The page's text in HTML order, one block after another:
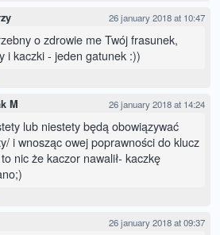
26 january 2018 at 10:47
o zdrowie me Twój frasunek,
i kaczki - jeden gatunek :))
M 26 january 2018 at 14:24
lub niestety będą obowiązywać
i wnosząc owej poprawności do klucz
nic że kaczor nawalił- kaczkę
26 january 2018 at 09:37